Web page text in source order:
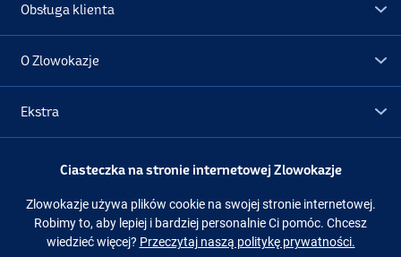
Obsługa klienta
O Zlowokazje
Ekstra
Promocje
Obserwuj nas Facebook Instagram
Ciasteczka na stronie internetowej Zlowokazje
Zlowokazje używa plików cookie na swojej stronie internetowej.
Robimy to, aby lepiej i bardziej personalnie Ci pomóc. Chcesz
wiedzieć więcej? Przeczytaj naszą politykę prywatności.